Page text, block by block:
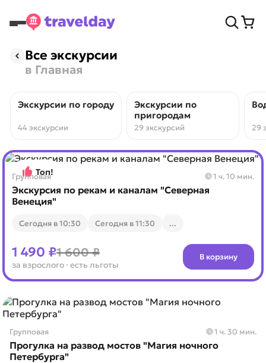
Все экскурсии
в Главная
Экскурсии по городу
44 экскурсии
Экскурсии по
пригородам
29 экскурсий 29
Топ!
Групповая 1 ч. 10 мин.
Экскурсия по рекам и каналам "Северная
Венеция"
Cегодня в 10:30 Cегодня в 11:30 ...
1 490 ₽1 600 ₽
за взрослого · есть льготы
В корзину
Групповая 1 ч. 30 мин.
Прогулка на развод мостов "Магия ночного
Петербурга"